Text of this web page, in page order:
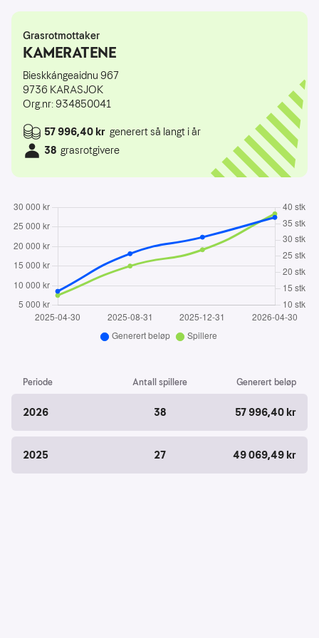
Grasrotmottaker
KAMERATENE
Bieskkángeaidnu 967
9736 KARASJOK
Org.nr: 934850041
57 996,40 kr generert så langt i år
38 grasrotgivere
2025-04-30: 8 546,74 kroner, 13 spillere
2025-08-31: 18 145,22 kroner, 22 spillere
2025-12-31: 22 377,53 kroner, 27 spillere
2026-04-30: 27 433,19 kroner, 38 spillere
Periode Antall spillere Generert beløp
2026 38 57 996,40 kr
2025 27 49 069,49 kr